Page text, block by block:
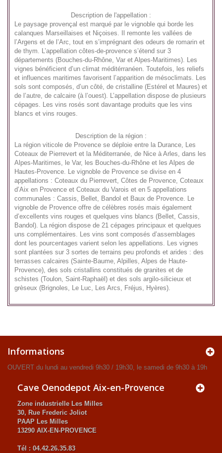
Description de l'appellation :
Le paysage provençal est marqué par le vignoble qui borde les
calanques Marseillaises et Niçoises. Il remonte les vallées de
l’Argens et de l’Arc, tout en s’imprégnant des odeurs de romarin et
de thym. L’appellation côtes-de-provence s’étend sur 3
départements (Bouches-du-Rhône, Var et Alpes-Maritimes). Les
vignes bénéficient d’un climat méditérranéen. Toutefois, les reliefs
et influences maritimes favorisent l’apparition de mésoclimats. Les
sols sont composés, d’un côté, de cristalline (Estérel et Maures) et
de l’autre, de calcaire (à l’ouest). L’appellation dispose de plusieurs
cépages. Les vins rosés sont davantage produits que les vins
blancs et vins rouges.
Description de la région :
La région viticole de Provence se déploie entre la Durance, Les
Coteaux de Pierrevert et la Méditerranée, de Nice à Arles, dans les
Alpes-Maritimes, le Var, les Bouches-du-Rhône et les Alpes de
Hautes-Provence. Le vignoble de Provence se divise en 4
appellations : Coteaux du Pierrevert, Côtes de Provence, Coteaux
d’Aix en Provence et Coteaux du Varois et en 5 appellations
communales : Cassis, Bellet, Bandol et Baux de Provence. Le
vignoble de Provence offre de célèbres rosés mais également
d’excellents vins rouges et quelques vins blancs (Bellet, Cassis,
Bandol). La région dispose de 21 cépages principaux et quelques
uns complémentaires. Les vins sont composés d’assemblages
dont les pourcentages varient selon les appellations. Les vignes
sont plantées sur 3 sortes de terrains peu profonds et arides : des
terrasses calcaires (Sainte-Baume, Alpilles, Alpes de Haute-
Provence), des sols cristallins constitués de granites et de
schistes (Toulon, Saint-Raphaël) et des sols argilo-silicieux et
grèseux (Brignoles, Le Luc, Les Arcs, Fréjus, Hyères).
Informations
OUVERT du lundi au vendredi 9h30 / 19h30, le samedi de 9h30 à 19h
Cave Oenodepot Aix-en-Provence
Zone industrielle Les Milles
30, Rue Frederic Joliot
PAAP Les Milles
13290 AIX-EN-PROVENCE
Tél : 04.42.26.35.83